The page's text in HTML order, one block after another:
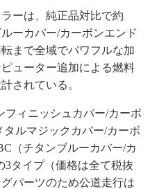
ーは、純正品対比で約
ーカバー/カーボンエンド
まで全域でパワフルな加
ューター追加による燃料
されている。
フィニッシュカバー/カーボ
ルマジックカバー/カーボ
（チタンブルーカバー/カ
3タイプ（価格は全て税抜
パーツのため公道走行は